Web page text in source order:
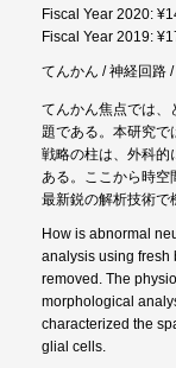
Fiscal Year 2020:
Fiscal Year 2019:
てんかん / 神経回路
てんかん焦点では、
題である。本研究で
戦略の柱は、外科的
ある。ここから時空
最新鋭の解析技術で
How is abnormal
analysis using fresh
removed. The
morphological
characterized the
glial cells.